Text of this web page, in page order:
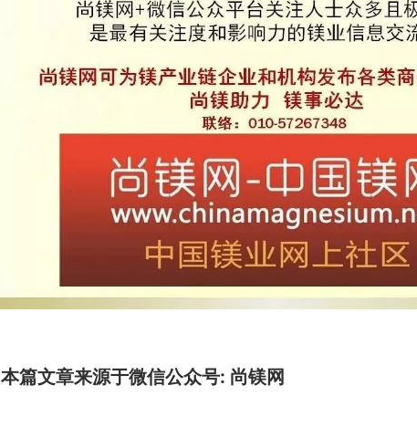
本篇文章来源于微信公众号: 尚镁网